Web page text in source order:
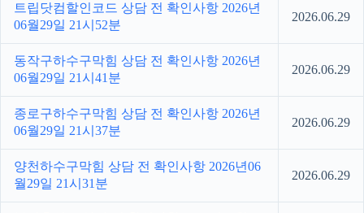
트립닷컴할인코드 상담 전 확인사항 2026년
06월29일 21시52분
2026.06.29
동작구하수구막힘 상담 전 확인사항 2026년
06월29일 21시41분
2026.06.29
종로구하수구막힘 상담 전 확인사항 2026년
06월29일 21시37분
2026.06.29
양천하수구막힘 상담 전 확인사항 2026년06
월29일 21시31분
2026.06.29